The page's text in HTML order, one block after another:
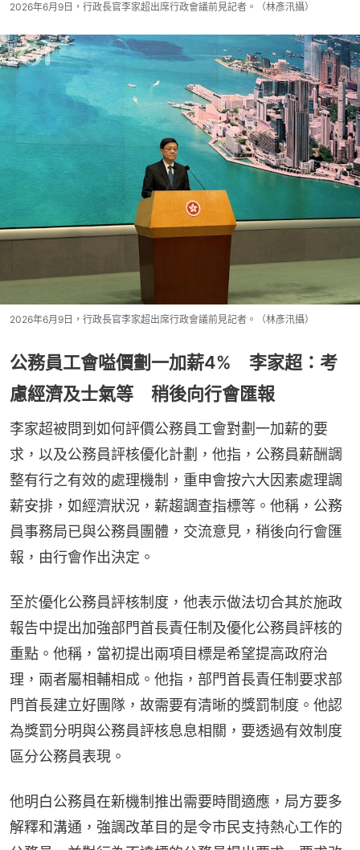
2026年6月9日，行政長官李家超出席行政會議前見記者。（林彥汛攝）
2026年6月9日，行政長官李家超出席行政會議前見記者。（林彥汛攝）
公務員工會嗌價劃一加薪4% 李家超：考
慮經濟及士氣等 稍後向行會匯報
李家超被問到如何評價公務員工會對劃一加薪的要
求，以及公務員評核優化計劃，他指，公務員薪酬調
整有行之有效的處理機制，重申會按六大因素處理調
薪安排，如經濟狀況，薪趨調查指標等。他稱，公務
員事務局已與公務員團體，交流意見，稍後向行會匯
報，由行會作出決定。
至於優化公務員評核制度，他表示做法切合其於施政
報告中提出加強部門首長責任制及優化公務員評核的
重點。他稱，當初提出兩項目標是希望提高政府治
理，兩者屬相輔相成。他指，部門首長責任制要求部
門首長建立好團隊，故需要有清晰的獎罰制度。他認
為獎罰分明與公務員評核息息相關，要透過有效制度
區分公務員表現。
他明白公務員在新機制推出需要時間適應，局方要多
解釋和溝通，強調改革目的是令市民支持熱心工作的